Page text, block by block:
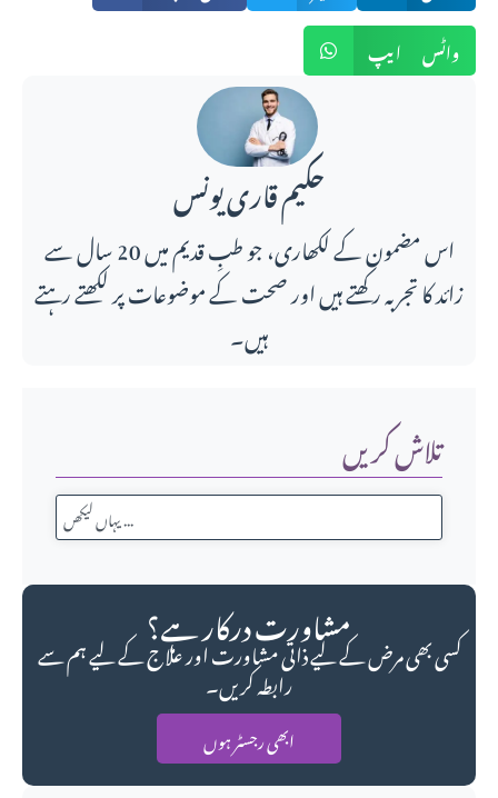
تلاش کریں
مشاورت درکار ہے؟
کسی بھی مرض کے لیے ذاتی مشاورت اور علاج کے لیے ہم سے
رابطہ کریں۔
ابھی رجسٹر ہوں
واٹس ایپ
حکیم قاری یونس
اس مضمون کے لکھاری، جو طبِ قدیم میں 20 سال سے
زائد کا تجربہ رکھتے ہیں اور صحت کے موضوعات پر لکھتے رہتے
ہیں۔